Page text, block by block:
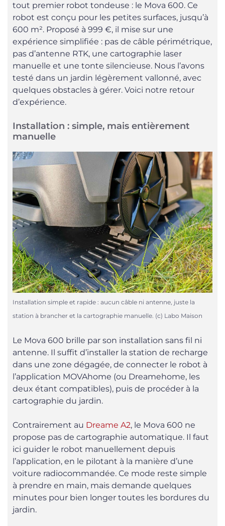
tout premier robot tondeuse : le Mova 600. Ce
robot est conçu pour les petites surfaces, jusqu’à
600 m². Proposé à 999 €, il mise sur une
expérience simplifiée : pas de câble périmétrique,
pas d’antenne RTK, une cartographie laser
manuelle et une tonte silencieuse. Nous l’avons
testé dans un jardin légèrement vallonné, avec
quelques obstacles à gérer. Voici notre retour
d’expérience.
Installation : simple, mais entièrement
manuelle
Installation simple et rapide : aucun câble ni antenne, juste la
station à brancher et la cartographie manuelle. (c) Labo Maison
Le Mova 600 brille par son installation sans fil ni
antenne. Il suffit d’installer la station de recharge
dans une zone dégagée, de connecter le robot à
l’application MOVAhome (ou Dreamehome, les
deux étant compatibles), puis de procéder à la
cartographie du jardin.
Contrairement au Dreame A2, le Mova 600 ne
propose pas de cartographie automatique. Il faut
ici guider le robot manuellement depuis
l’application, en le pilotant à la manière d’une
voiture radiocommandée. Ce mode reste simple
à prendre en main, mais demande quelques
minutes pour bien longer toutes les bordures du
jardin.